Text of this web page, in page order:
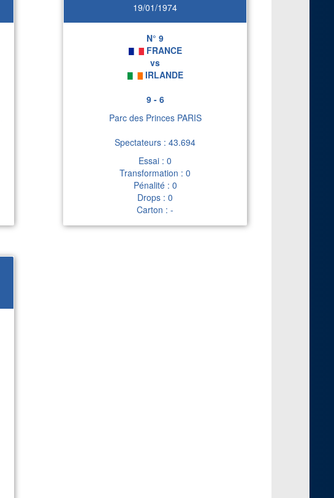
19/01/1974
N° 9
FRANCE
vs
IRLANDE
9 - 6
Parc des Princes PARIS
Spectateurs : 43.694
Essai : 0
Transformation : 0
Pénalité : 0
Drops : 0
Carton : -